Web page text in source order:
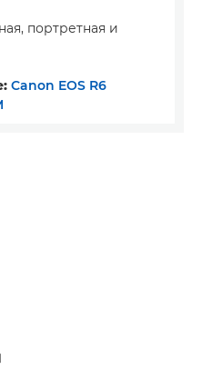
портретная и
Canon EOS R6